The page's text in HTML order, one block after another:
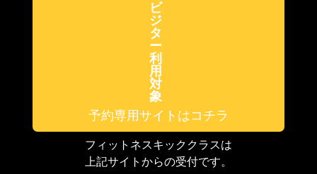
ビ
ジ
タ
ー
利
用
対
象
予約専用サイトはコチラ
フィットネスキッククラスは
上記サイトからの受付です。